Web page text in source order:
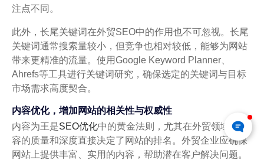
注点不同。
此外，长尾关键词在外贸SEO中的作用也不可忽视。长尾
关键词通常搜索量较小，但竞争也相对较低，能够为网站
带来更精准的流量。使用Google Keyword Planner、
Ahrefs等工具进行关键词研究，确保选定的关键词与目标
市场需求高度契合。
内容优化，增加网站的相关性与权威性
内容为王是SEO优化中的黄金法则，尤其在外贸领域，内
容的质量和深度直接决定了网站的排名。外贸企业应确保
网站上提供丰富、实用的内容，帮助潜在客户解决问题。